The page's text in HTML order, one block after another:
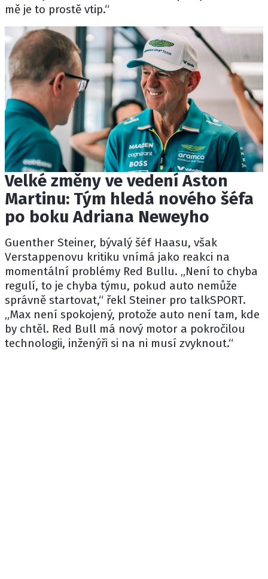
mě je to prostě vtip.“
Velké změny ve vedení Aston
Martinu: Tým hledá nového šéfa
po boku Adriana Neweyho
Guenther Steiner, bývalý šéf Haasu, však
Verstappenovu kritiku vnímá jako reakci na
momentální problémy Red Bullu. „Není to chyba
regulí, to je chyba týmu, pokud auto nemůže
správně startovat,“ řekl Steiner pro talkSPORT.
„Max není spokojený, protože auto není tam, kde
by chtěl. Red Bull má nový motor a pokročilou
technologii, inženýři si na ni musí zvyknout.“